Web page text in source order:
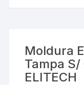
Moldura
Tampa S/
ELITECH